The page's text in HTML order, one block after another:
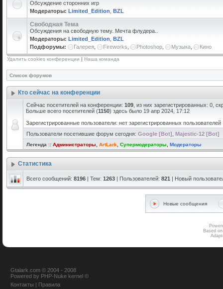
Обсуждение сторонних игр
Модераторы: Limited_Edition BZL
Свободная Тема
Обсуждения на свободную тему. Мечта флудера..
Модераторы: Limited_Edition BZL
Подфорумы:
Галерея Fireworks Photoshop Музыка Кино
Удалить cookies конференции | Наша команда
Список форумов
Кто сейчас на конференции
Сейчас посетителей на конференции: 109 , из них зарегистрированных: 0,
Больше всего посетителей (1150) здесь было 19 апр 2024, 17:12
Зарегистрированные пользователи: нет зарегистрированных пользователей
Пользователи посетившие форум сегодня: Google [Bot] Majestic-12 [Bot]
Легенда :: Администраторы ArtLark Супермодераторы Модераторы
Статистика
Всего сообщений: 8196 | Тем: 1263 | Пользователей: 821 | Новый
Новые сообщения
Based
Gtalark.com © 2004 - 2008
Powered by PHP-Nuke kernel ©
Контакты | Правила